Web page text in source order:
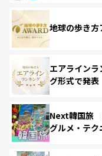
地球の歩き
エアライン
グ形式で発表
Next韓国旅
グルメ・テク